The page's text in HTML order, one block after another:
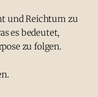
und Reichtum zu
es bedeutet,
zu folgen.